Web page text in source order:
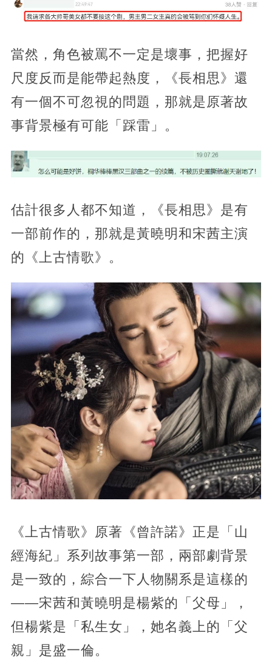
當然，角色被罵不一定是壞事，把握好
尺度反而是能帶起熱度，《長相思》還
有一個不可忽視的問題，那就是原著故
事背景極有可能「踩雷」。
估計很多人都不知道，《長相思》是有
一部前作的，那就是黃曉明和宋茜主演
的《上古情歌》。
《上古情歌》原著《曾許諾》正是「山
經海紀」系列故事第一部，兩部劇背景
是一致的，綜合一下人物關系是這樣的
——宋茜和黃曉明是楊紫的「父母」，
但楊紫是「私生女」，她名義上的「父
親」是盛一倫。